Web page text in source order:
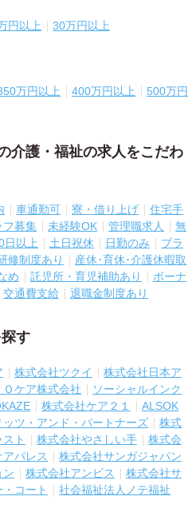
円以上 30万円以上
万円以上 400万円以上
500万円
介護・福祉の求人をこだわ
車通勤可 寮・借り上げ
住宅手
フ募集 未経験OK 管理職求人
無
日以上 土日祝休 日勤のみ
ブラ
修制度あり
産休･育休･介護休暇取
め 託児所・育児補助あり
ボーナ
交通費支給 退職金制度あり
す
株式会社ツクイ
株式会社日本ア
Ｏケア株式会社
ソーシャルインク
株式会社ケア２１
ALSOK
ツ・アンド・パートナーズ
株式
ト 株式会社やさしい手
株式会
パレス
株式会社サンガジャパン
ン
株式会社アンビス
株式会社サ
コート
社会福祉法人ノテ福祉